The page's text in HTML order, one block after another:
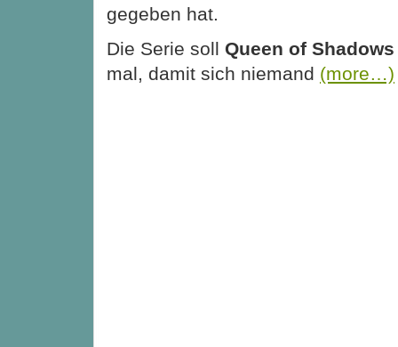
gegeben hat.
Die Serie soll Queen of Shadows
mal, damit sich niemand (more…)